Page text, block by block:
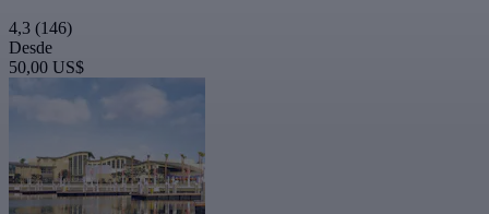
4,3 (146)
Desde
50,00 US$